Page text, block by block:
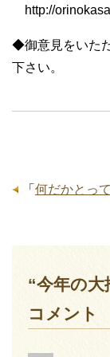
http://
◆御意見をいた
下さい。
「 何だかとっ
“今年の
コメント